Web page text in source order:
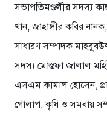
সভাপতিমণ্ডলীর সদস্য
খান, জাহাঙ্গীর কবির
সাধারণ সম্পাদক
সদস্য মোস্তফা জালাল
এসএম কামাল হোসেন,
গোলাপ, কৃষি ও সমবায়